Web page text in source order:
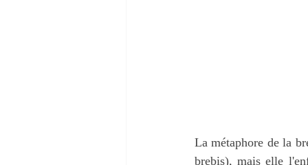
La métaphore de la
brebis), mais elle